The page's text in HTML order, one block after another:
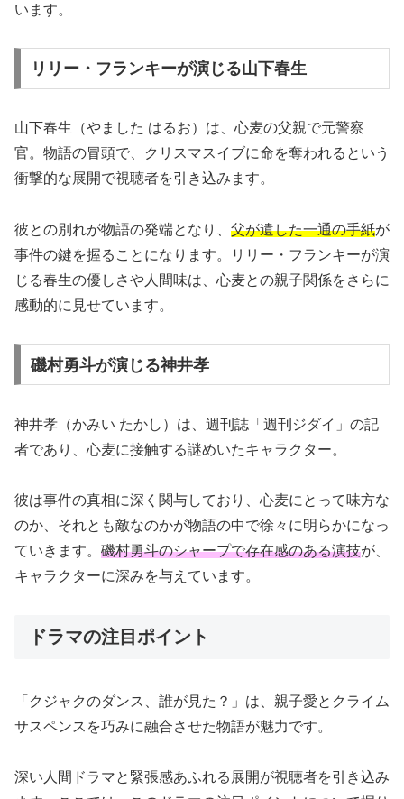
います。
リリー・フランキーが演じる山下春生
山下春生（やました はるお）は、心麦の父親で元警察
官。物語の冒頭で、クリスマスイブに命を奪われるという
衝撃的な展開で視聴者を引き込みます。
彼との別れが物語の発端となり、 父が遺した一通の手紙が
事件の鍵を握ることになります。リリー・フランキーが演
じる春生の優しさや人間味は、心麦との親子関係をさらに
感動的に見せています。
磯村勇斗が演じる神井孝
神井孝（かみい たかし）は、週刊誌「週刊ジダイ」の記
者であり、心麦に接触する謎めいたキャラクター。
彼は事件の真相に深く関与しており、心麦にとって味方な
のか、それとも敵なのかが物語の中で徐々に明らかになっ
ていきます。 磯村勇斗のシャープで存在感のある演技が、
キャラクターに深みを与えています。
ドラマの注目ポイント
「クジャクのダンス、誰が見た？」は、親子愛とクライム
サスペンスを巧みに融合させた物語が魅力です。
深い人間ドラマと緊張感あふれる展開が視聴者を引き込み